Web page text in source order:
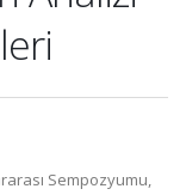
Sempozyumu,